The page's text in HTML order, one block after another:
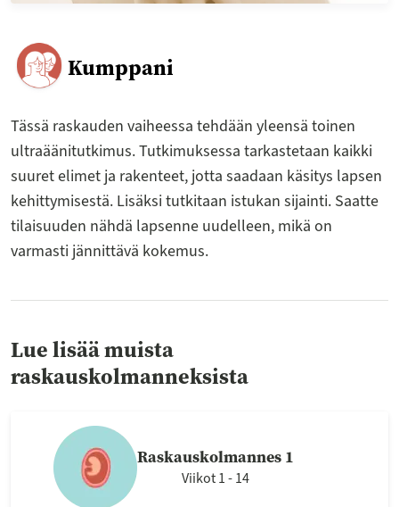
Kumppani
Tässä raskauden vaiheessa tehdään yleensä toinen
ultraäänitutkimus. Tutkimuksessa tarkastetaan kaikki
suuret elimet ja rakenteet, jotta saadaan käsitys lapsen
kehittymisestä. Lisäksi tutkitaan istukan sijainti. Saatte
tilaisuuden nähdä lapsenne uudelleen, mikä on
varmasti jännittävä kokemus.
Lue lisää muista
raskauskolmanneksista
Raskauskolmannes 1
Viikot 1 - 14